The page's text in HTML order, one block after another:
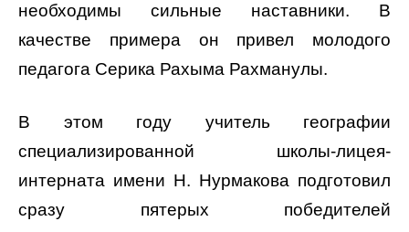
необходимы сильные наставники. В
качестве примера он привел молодого
педагога Серика Рахыма Рахманулы.
В этом году учитель географии
специализированной школы-лицея-
интерната имени Н. Нурмакова подготовил
сразу пятерых победителей